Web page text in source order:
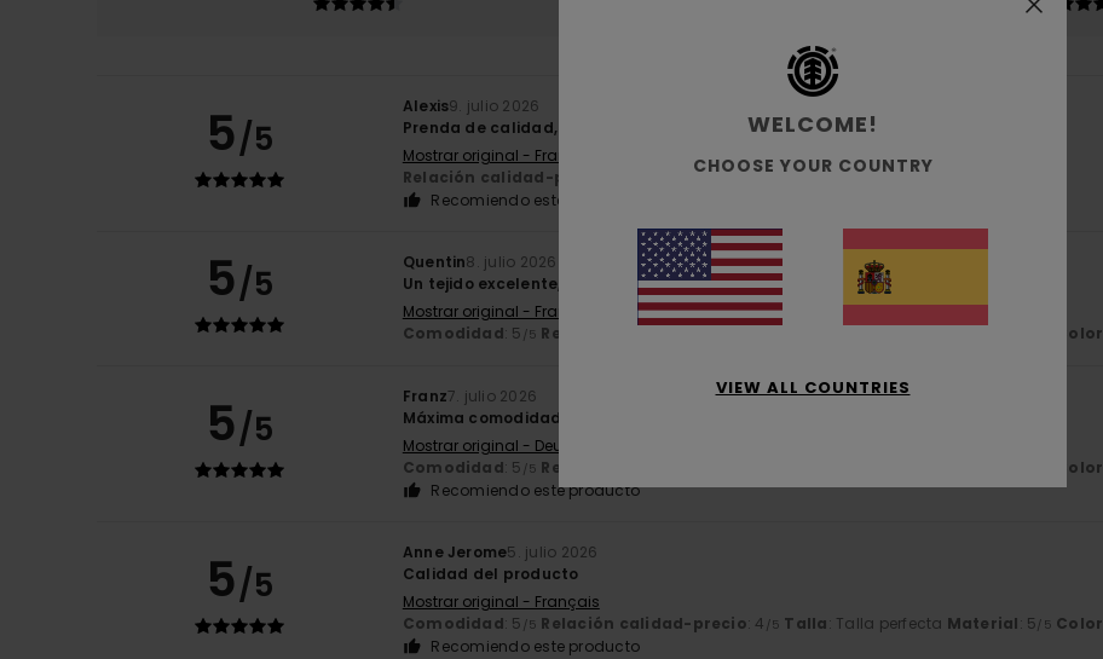
5/5
Alexis9. julio 2026
Prenda de calidad, algodón ecológico
Mostrar original - Français
Relación calidad-precio
Material: 5
Recomiendo este producto
5/5 Quentin8. julio 2026
Un tejido excelente, ligero y de bonito color
Mostrar original - Français
Comodidad: 5 /5 Relación calidad-precio Color
5/5
Franz7. julio 2026
Máxima comodidad y calidad
Mostrar original - Deutsch
Comodidad: 5 /5 Relación calidad-precio Color
Recomiendo este producto
5/5
Anne Jerome5. julio 2026
Calidad del producto
Mostrar original - Français
Comodidad: 5 /5 Relación calidad-precio: 4 /5 Talla: Talla perfecta Material: 5/5 Color
Recomiendo este producto
WELCOME!
CHOOSE YOUR COUNTRY
VIEW ALL COUNTRIES